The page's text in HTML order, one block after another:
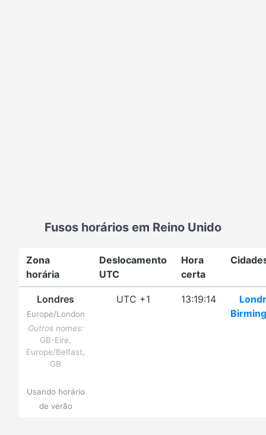
Fusos horários em Reino Unido
Zona
horária
Deslocamento
UTC
Hora
certa
Londres
Europe/London
Outros nomes:
GB-Eire,
Europe/Belfast,
GB
Usando horário
de verão
UTC +1 13:19:14